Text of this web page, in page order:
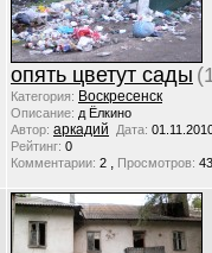
опять цветут сады
Категория: Воскресенск
Описание: д Ёлкино
Автор: аркадий Дата:
Рейтинг: 0
Комментарии: 2 , Просмотров: